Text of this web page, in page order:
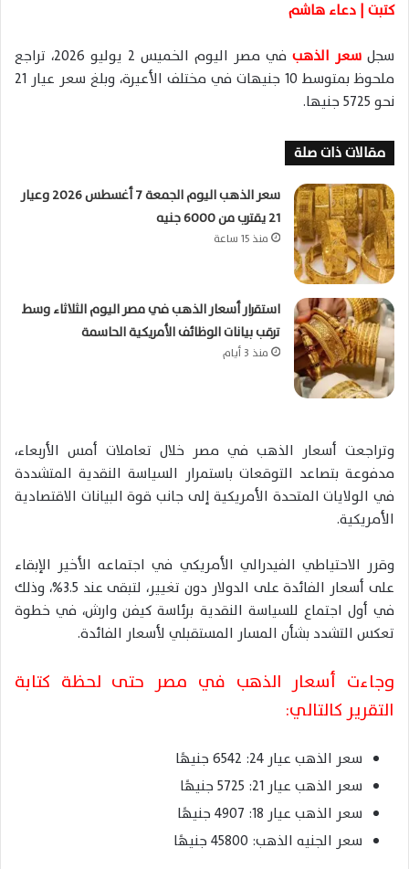
كتبت | دعاء هاشم
سجل سعر الذهب
في مصر اليوم الخميس 2 يوليو 2026، تراجع
ملحوظ بمتوسط 10 جنيهات في مختلف الأعيرة، وبلغ سعر عيار 21
نحو 5725 جنيها.
مقالات ذات صلة
سعر الذهب اليوم الجمعة 7 أغسطس 2026 وعيار
21 يقترب من 6000 جنيه
منذ 15 ساعة
استقرار أسعار الذهب في مصر اليوم الثلاثاء وسط
ترقب بيانات الوظائف الأمريكية الحاسمة
منذ 3 أيام
وتراجعت أسعار الذهب في مصر خلال تعاملات أمس الأربعاء،
مدفوعة بتصاعد التوقعات باستمرار السياسة النقدية المتشددة
في الولايات المتحدة الأمريكية إلى جانب قوة البيانات الاقتصادية
الأمريكية.
وقرر الاحتياطي الفيدرالي الأمريكي في اجتماعه الأخير الإبقاء
على أسعار الفائدة على الدولار دون تغيير، لتبقى عند 3.5%، وذلك
في أول اجتماع للسياسة النقدية برئاسة كيفن وارش، في خطوة
تعكس التشدد بشأن المسار المستقبلي لأسعار الفائدة.
وجاءت أسعار الذهب في مصر حتى لحظة كتابة
التقرير كالتالي:
سعر الذهب عيار 24: 6542 جنيهًا
سعر الذهب عيار 21: 5725 جنيهًا
سعر الذهب عيار 18: 4907 جنيهًا
سعر الجنيه الذهب: 45800 جنيهًا